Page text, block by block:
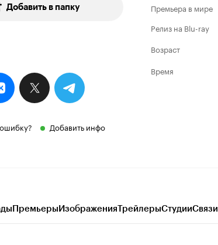
Добавить в папку
Добавить инфо
Премьера в мире
Релиз на Blu-ray
Возраст
Время
ПремьерыИзображенияТрейлерыСтудииСвязи